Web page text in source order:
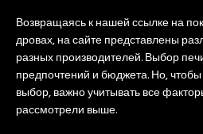
Возвращаясь к нашей ссылке на
дровах, на сайте представлены
разных производителей. Выбор
предпочтений и бюджета. Но,
выбор, важно учитывать все
рассмотрели выше.